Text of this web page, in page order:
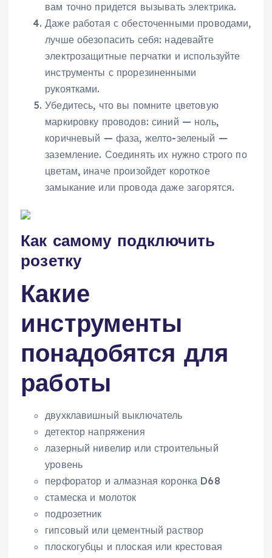
вам точно придется вызывать электрика.
Даже работая с обесточенными проводами,
лучше обезопасить себя: надевайте
электрозащитные перчатки и используйте
инструменты с прорезиненными
рукоятками.
Убедитесь, что вы помните цветовую
маркировку проводов: синий — ноль,
коричневый — фаза, желто-зеленый —
заземление. Соединять их нужно строго по
цветам, иначе произойдет короткое
замыкание или провода даже загорятся.
Как самому подключить
розетку
Какие
инструменты
понадобятся для
работы
двухклавишный выключатель
детектор напряжения
лазерный нивелир или строительный
уровень
перфоратор и алмазная коронка D68
стамеска и молоток
подрозетник
гипсовый или цементный раствор
плоскогубцы и плоская или крестовая